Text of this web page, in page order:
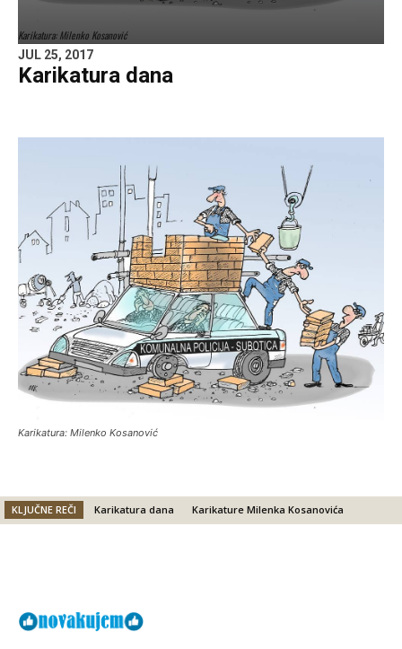
Karikatura: Milenko Kosanović
JUL 25, 2017
Karikatura dana
Karikatura: Milenko Kosanović
KLJUČNE REČI Karikatura dana Karikature Milenka Kosanovića